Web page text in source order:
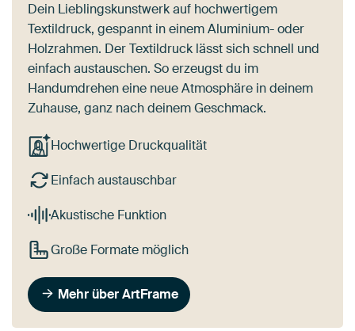
Dein Lieblingskunstwerk auf hochwertigem
Textildruck, gespannt in einem Aluminium- oder
Holzrahmen. Der Textildruck lässt sich schnell und
einfach austauschen. So erzeugst du im
Handumdrehen eine neue Atmosphäre in deinem
Zuhause, ganz nach deinem Geschmack.
Hochwertige Druckqualität
Einfach austauschbar
Akustische Funktion
Große Formate möglich
Mehr über ArtFrame